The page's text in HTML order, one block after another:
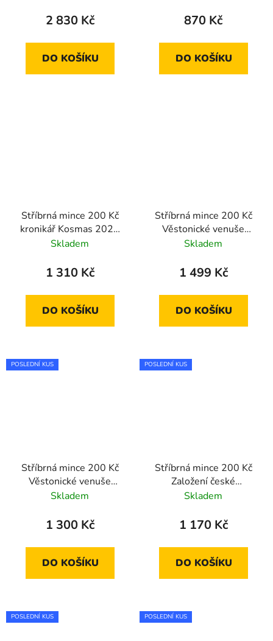
2 830 Kč
DO KOŠÍKU
870 Kč
DO KOŠÍKU
Stříbrná mince 200 Kč
kronikář Kosmas 2025
proof
Skladem
1 310 Kč
DO KOŠÍKU
Stříbrná mince 200 Kč
Věstonické venuše
2025 proof
Skladem
1 499 Kč
DO KOŠÍKU
POSLEDNÍ KUS
Stříbrná mince 200 Kč
Věstonické venuše
2025 standard
Skladem
1 300 Kč
DO KOŠÍKU
POSLEDNÍ KUS
Stříbrná mince 200 Kč
Založení české
spořitelny Böhmische
Skladem
1 170 Kč
DO KOŠÍKU
POSLEDNÍ KUS POSLEDNÍ KUS